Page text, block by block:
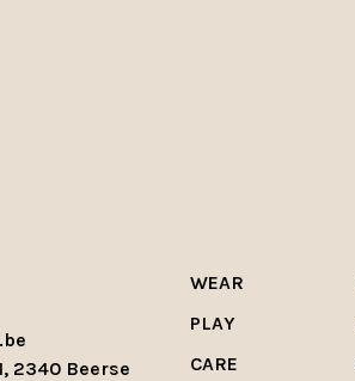
2340 Beerse
WEAR
PLAY
CARE